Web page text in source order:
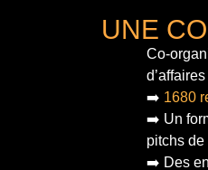
UNE
Co-
➡️ 1680
➡️ Un
pitchs de
➡️ Des